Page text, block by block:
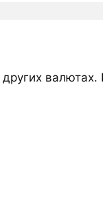
валютах.